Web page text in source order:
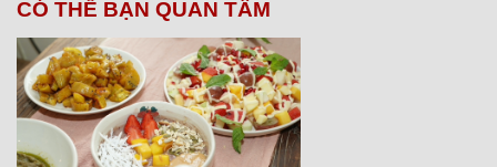
CÓ THỂ BẠN QUAN TÂM